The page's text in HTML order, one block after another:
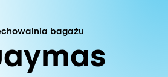
bagażu